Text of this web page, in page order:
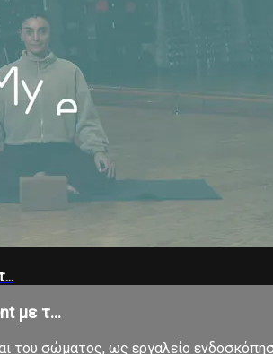
με τ...
του σώματος, ως εργαλείο